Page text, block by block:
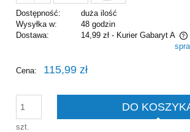
Dostępność:
duża ilość
Wysyłka w:
48 godzin
Dostawa:
14,99 zł - Kurier Gabaryt A
Cena nie zawiera ewentualnych kosztów
Cena: 115,99 zł
szt.
DO